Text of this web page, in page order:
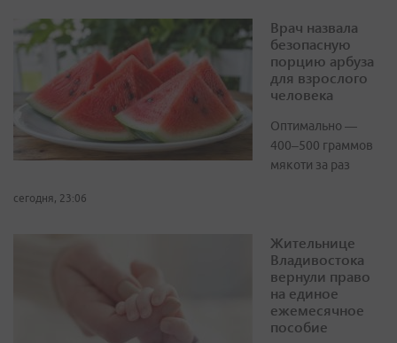
Врач назвала
безопасную
порцию арбуза
для взрослого
человека
Оптимально —
400–500 граммов
мякоти за раз
сегодня, 23:06
Жительнице
Владивостока
вернули право
на единое
ежемесячное
пособие